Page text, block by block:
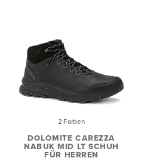
2 Farben
DOLOMITE CAREZZA
NABUK MID LT SCHUH
FÜR HERREN